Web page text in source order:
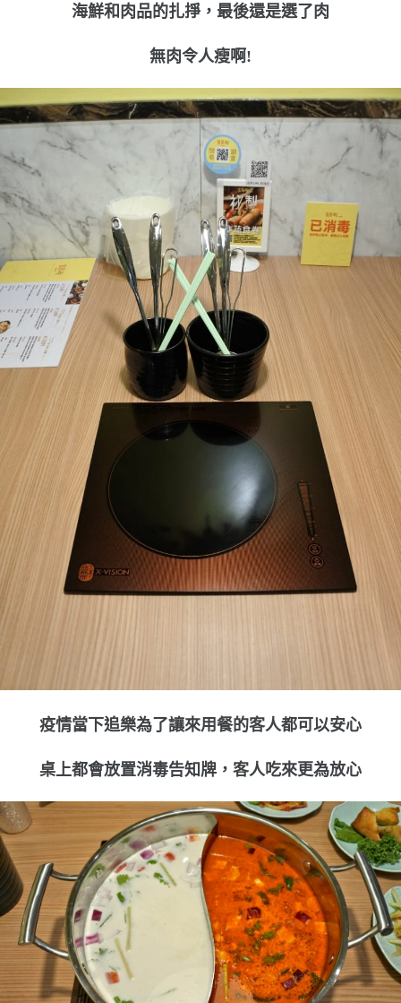
海鮮和肉品的扎掙，最後還是選了肉
無肉令人瘦啊!
疫情當下追樂為了讓來用餐的客人都可以安心
桌上都會放置消毒告知牌，客人吃來更為放心